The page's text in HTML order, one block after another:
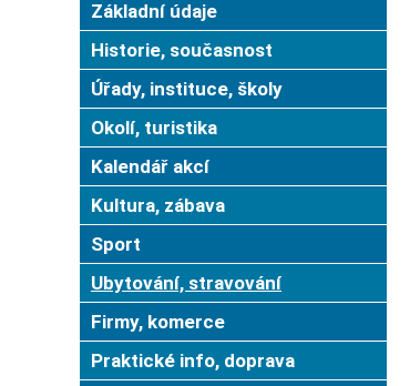
Základní údaje
Historie, současnost
Úřady, instituce, školy
Okolí, turistika
Kalendář akcí
Kultura, zábava
Sport
Ubytování, stravování
Firmy, komerce
Praktické info, doprava